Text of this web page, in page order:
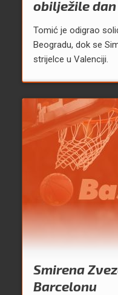
obilježile
Tomić je odigrao
Beogradu, dok se
strijelce u Valenciji.
Smirena
Barcelonu